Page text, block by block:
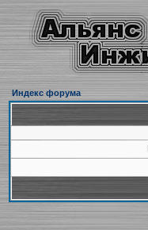
Индекс форума